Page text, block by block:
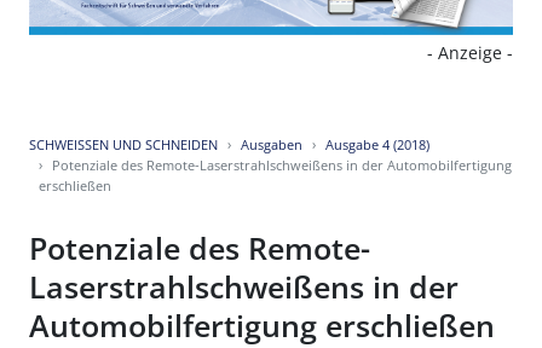
- Anzeige -
SCHWEISSEN UND SCHNEIDEN Ausgaben
Ausgabe 4 (2018)
Potenziale des Remote-Laserstrahlschweißens in der Automobilfertigung
erschließen
Potenziale des Remote-
Laserstrahlschweißens in der
Automobilfertigung erschließen